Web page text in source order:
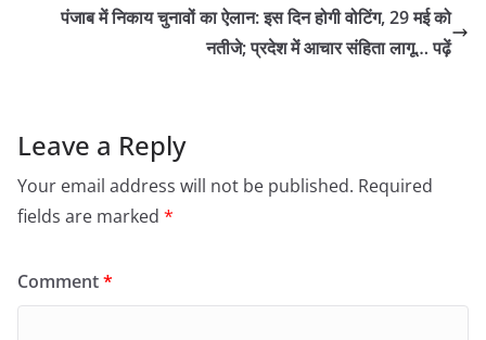
पंजाब में निकाय चुनावों का ऐलान: इस दिन होगी वोटिंग, 29 मई को
नतीजे; प्रदेश में आचार संहिता लागू… पढ़ें
Leave a Reply
Your email address will not be published. Required
fields are marked *
Comment*